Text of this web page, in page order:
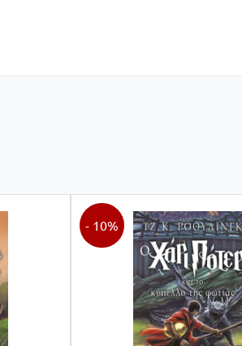
- 10%